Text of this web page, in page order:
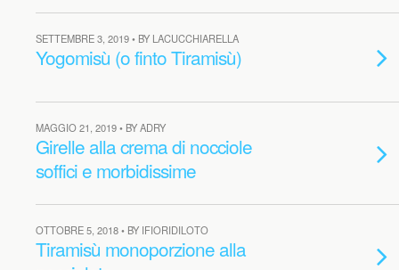
SETTEMBRE 3, 2019 • BY LACUCCHIARELLA
Yogomisù (o finto Tiramisù)
MAGGIO 21, 2019 • BY ADRY
Girelle alla crema di nocciole
soffici e morbidissime
OTTOBRE 5, 2018 • BY IFIORIDILOTO
Tiramisù monoporzione alla